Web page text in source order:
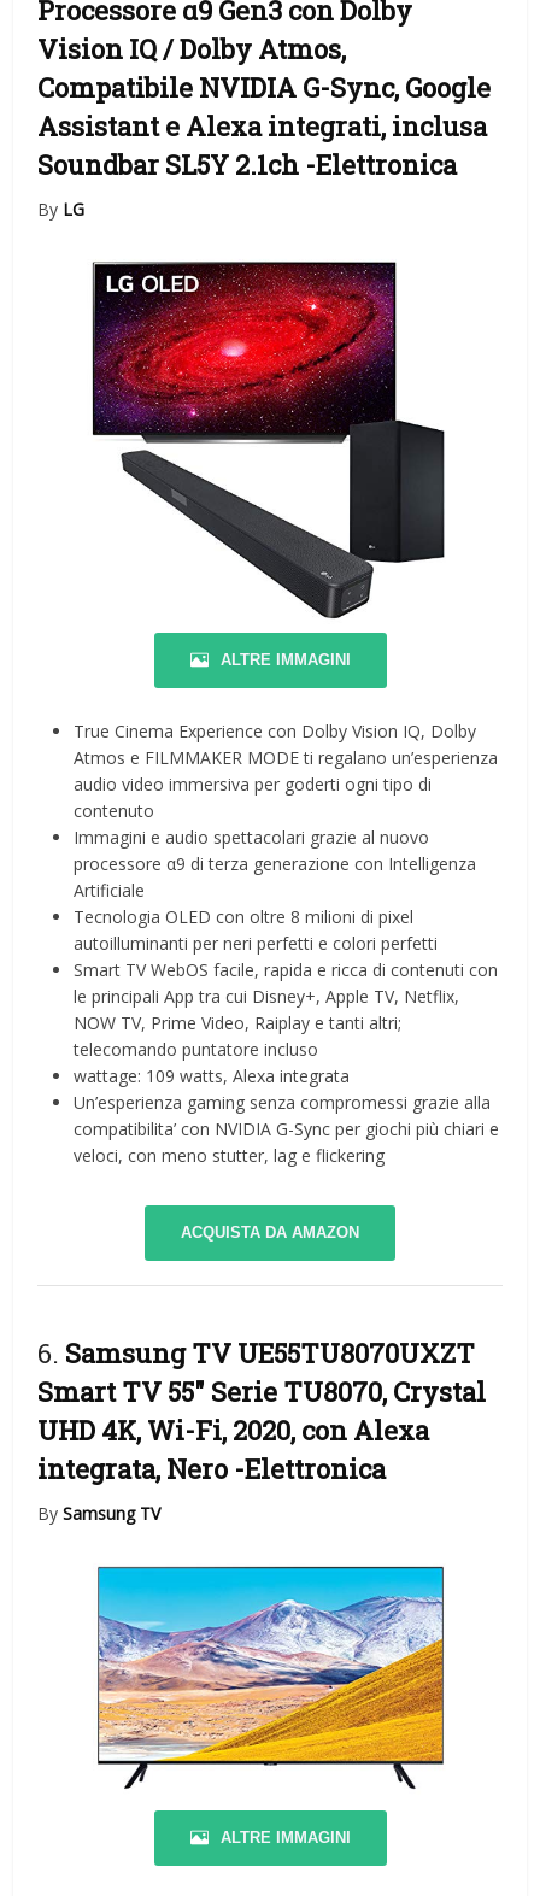
Processore α9 Gen3 con Dolby
Vision IQ / Dolby Atmos,
Compatibile NVIDIA G-Sync, Google
Assistant e Alexa integrati, inclusa
Soundbar SL5Y 2.1ch -Elettronica
By LG
ALTRE IMMAGINI
True Cinema Experience con Dolby Vision IQ, Dolby
Atmos e FILMMAKER MODE ti regalano un’esperienza
audio video immersiva per goderti ogni tipo di
contenuto
Immagini e audio spettacolari grazie al nuovo
processore α9 di terza generazione con Intelligenza
Artificiale
Tecnologia OLED con oltre 8 milioni di pixel
autoilluminanti per neri perfetti e colori perfetti
Smart TV WebOS facile, rapida e ricca di contenuti con
le principali App tra cui Disney+, Apple TV, Netflix,
NOW TV, Prime Video, Raiplay e tanti altri;
telecomando puntatore incluso
wattage: 109 watts, Alexa integrata
Un’esperienza gaming senza compromessi grazie alla
compatibilita’ con NVIDIA G-Sync per giochi più chiari e
veloci, con meno stutter, lag e flickering
ACQUISTA DA AMAZON
6. Samsung TV UE55TU8070UXZT
Smart TV 55″ Serie TU8070, Crystal
UHD 4K, Wi-Fi, 2020, con Alexa
integrata, Nero -Elettronica
BySamsung TV
ALTRE IMMAGINI